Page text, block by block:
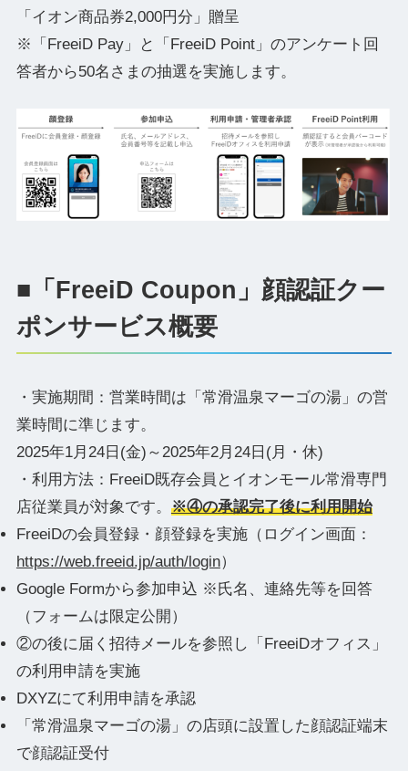
「イオン商品券2,000円分」贈呈
※「FreeiD Pay」と「FreeiD Point」のアンケート回
答者から50名さまの抽選を実施します。
■「FreeiD Coupon」顔認証クー
ポンサービス概要
・実施期間：営業時間は「常滑温泉マーゴの湯」の営
業時間に準じます。
2025年1月24日(金)～2025年2月24日(月・休)
・利用方法：FreeiD既存会員とイオンモール常滑専門
店従業員が対象です。 ※④の承認完了後に利用開始
FreeiDの会員登録・顔登録を実施（ログイン画面：
https://web.freeid.jp/auth/login）
Google Formから参加申込 ※氏名、連絡先等を回答
（フォームは限定公開）
②の後に届く招待メールを参照し「FreeiDオフィス」
の利用申請を実施
DXYZにて利用申請を承認
「常滑温泉マーゴの湯」の店頭に設置した顔認証端末
で顔認証受付